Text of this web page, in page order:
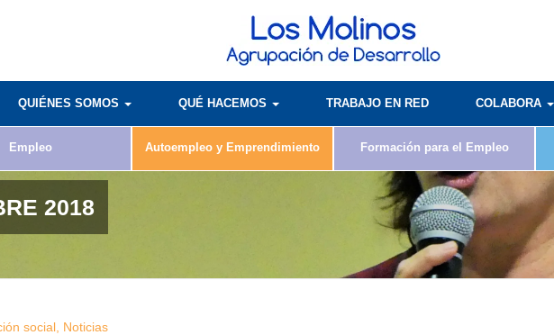
QUIÉNES SOMOS QUÉ HACEMOS TRABAJO EN RED COLABORA
Empleo Autoempleo y Emprendimiento Formación para el Empleo
2018
social Noticias